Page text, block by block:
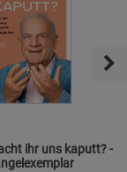
ihr uns kaputt? -